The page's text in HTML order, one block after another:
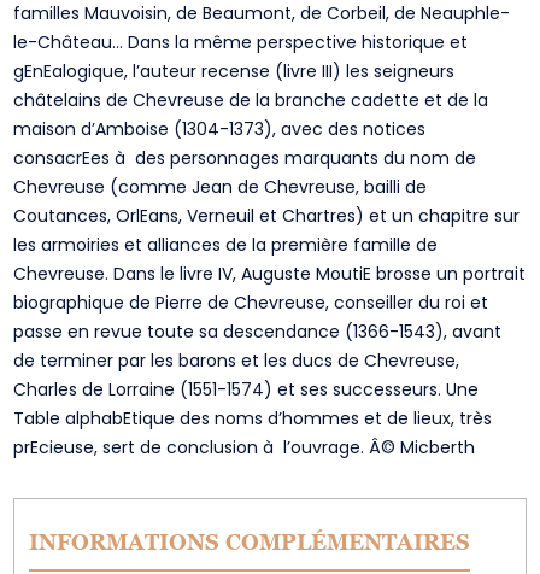
familles Mauvoisin, de Beaumont, de Corbeil, de Neauphle-
le-Château… Dans la même perspective historique et
gEnEalogique, l’auteur recense (livre III) les seigneurs
châtelains de Chevreuse de la branche cadette et de la
maison d’Amboise (1304-1373), avec des notices
consacrEes à des personnages marquants du nom de
Chevreuse (comme Jean de Chevreuse, bailli de
Coutances, OrlEans, Verneuil et Chartres) et un chapitre sur
les armoiries et alliances de la première famille de
Chevreuse. Dans le livre IV, Auguste MoutiE brosse un portrait
biographique de Pierre de Chevreuse, conseiller du roi et
passe en revue toute sa descendance (1366-1543), avant
de terminer par les barons et les ducs de Chevreuse,
Charles de Lorraine (1551-1574) et ses successeurs. Une
Table alphabEtique des noms d’hommes et de lieux, très
prEcieuse, sert de conclusion à l’ouvrage. Â© Micberth
INFORMATIONS COMPLÉMENTAIRES